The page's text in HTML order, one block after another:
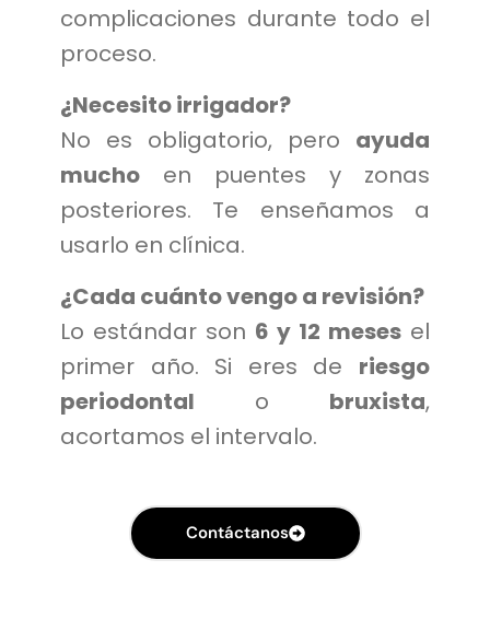
complicaciones durante todo el
proceso.
¿Necesito irrigador?
No es obligatorio, pero ayuda
mucho en puentes y zonas
posteriores. Te enseñamos a
usarlo en clínica.
¿Cada cuánto vengo a revisión?
Lo estándar son 6 y 12 meses el
primer año. Si eres de riesgo
periodontal o bruxista,
acortamos el intervalo.
Contáctanos